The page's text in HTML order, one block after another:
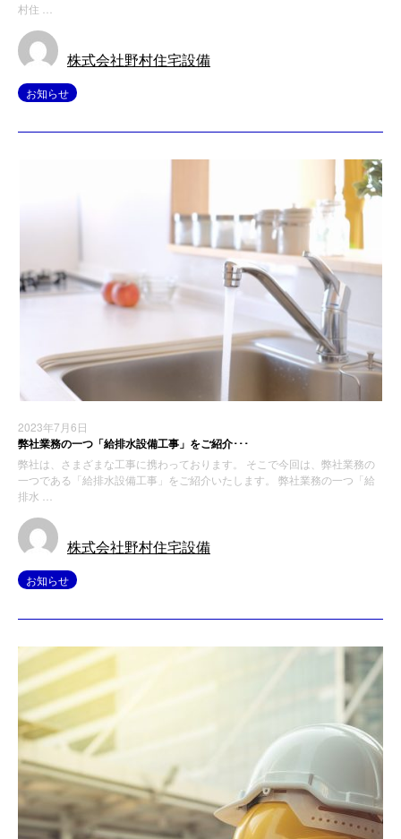
村住 …
株式会社野村住宅設備
お知らせ
2023年7月6日
弊社業務の一つ「給排水設備工事」をご紹介･･･
弊社は、さまざまな工事に携わっております。 そこで今回は、弊社業務の
一つである「給排水設備工事」をご紹介いたします。 弊社業務の一つ「給
排水 …
株式会社野村住宅設備
お知らせ